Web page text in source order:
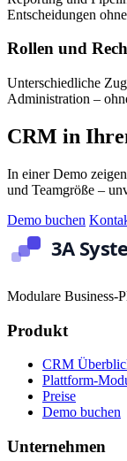
Entscheidungen
Rollen und
Unterschiedliche
Administration –
CRM in
In einer Demo
und Teamgröße –
Demo buchen
Modulare Business-
Produkt
CRM
Plattform-
Preise
Demo buchen
Unternehmen